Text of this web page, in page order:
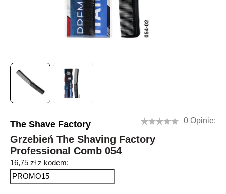
The Shave Factory 0 Opinie:
Grzebień The Shaving Factory
Professional Comb 054
16,75 zł z kodem: